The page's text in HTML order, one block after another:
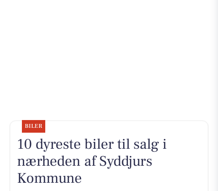
BILER
10 dyreste biler til salg i
nærheden af Syddjurs
Kommune